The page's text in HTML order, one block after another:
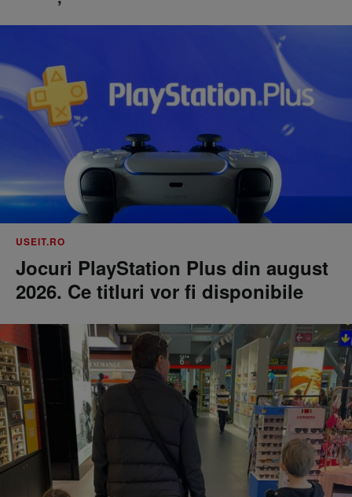
USEIT.RO
Jocuri PlayStation Plus din august
2026. Ce titluri vor fi disponibile